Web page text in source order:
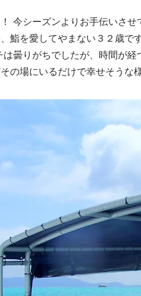
今シーズンよりお手伝いさ
鮨を愛してやまない３２歳
曇りがちでしたが、時間が
の場にいるだけで幸せそうな